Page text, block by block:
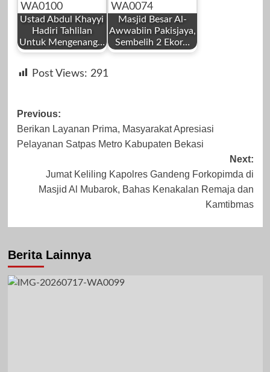
November 6,
Ustad Abdul Khayyi
Hadiri Tahlilan
Untuk Mengenang…
Redaksi
Masjid Besar Al-
Awwabiin Pakisjaya,
Sembelih 2 Ekor…
Redaksi
Post Views: 291
Post
navigation
Previous:
Berikan Layanan Prima, Masyarakat Apresiasi
Pelayanan Satpas Metro Kabupaten Bekasi
Next:
Jumat Keliling Kapolres Gandeng Forkopimda di
Masjid Al Mubarok, Bahas Kenakalan Remaja dan
Kamtibmas
Berita Lainnya